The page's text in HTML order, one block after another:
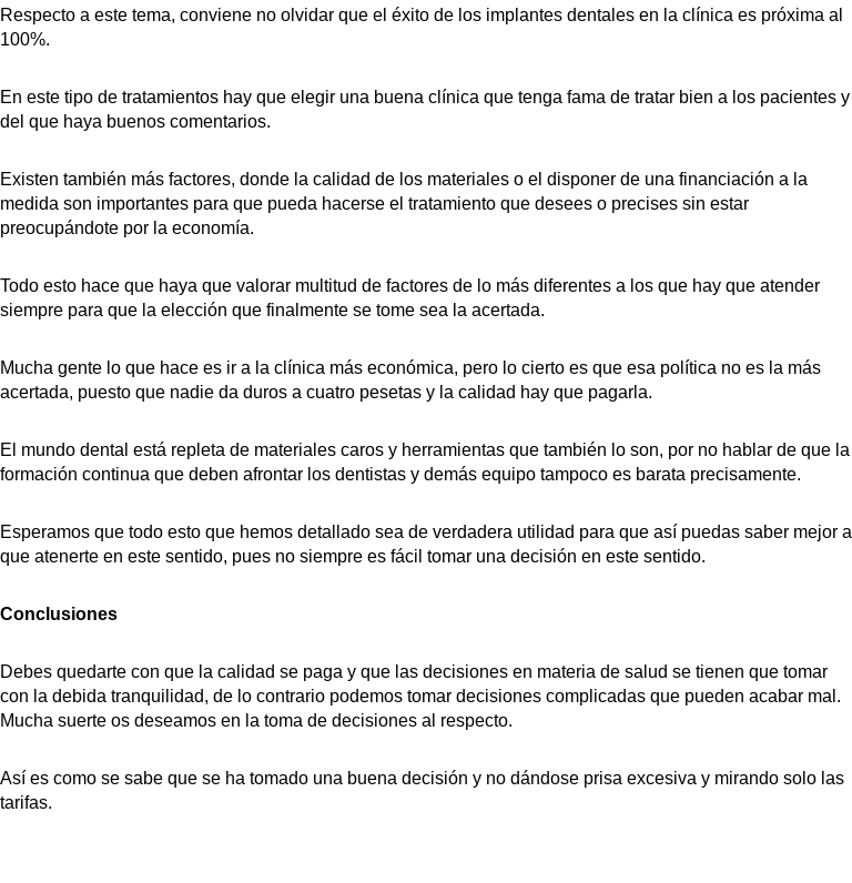
Respecto a este tema, conviene no olvidar que el éxito de los implantes dentales en la clínica es próxima al
100%.
En este tipo de tratamientos hay que elegir una buena clínica que tenga fama de tratar bien a los pacientes y
del que haya buenos comentarios.
Existen también más factores, donde la calidad de los materiales o el disponer de una financiación a la
medida son importantes para que pueda hacerse el tratamiento que desees o precises sin estar
preocupándote por la economía.
Todo esto hace que haya que valorar multitud de factores de lo más diferentes a los que hay que atender
siempre para que la elección que finalmente se tome sea la acertada.
Mucha gente lo que hace es ir a la clínica más económica, pero lo cierto es que esa política no es la más
acertada, puesto que nadie da duros a cuatro pesetas y la calidad hay que pagarla.
El mundo dental está repleta de materiales caros y herramientas que también lo son, por no hablar de que la
formación continua que deben afrontar los dentistas y demás equipo tampoco es barata precisamente.
Esperamos que todo esto que hemos detallado sea de verdadera utilidad para que así puedas saber mejor a
que atenerte en este sentido, pues no siempre es fácil tomar una decisión en este sentido.
Conclusiones
Debes quedarte con que la calidad se paga y que las decisiones en materia de salud se tienen que tomar
con la debida tranquilidad, de lo contrario podemos tomar decisiones complicadas que pueden acabar mal.
Mucha suerte os deseamos en la toma de decisiones al respecto.
Así es como se sabe que se ha tomado una buena decisión y no dándose prisa excesiva y mirando solo las
tarifas.